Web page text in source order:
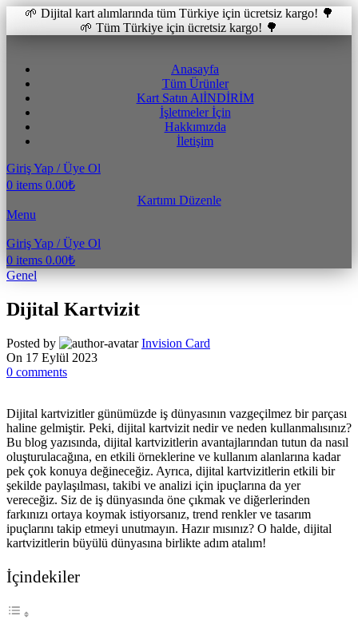
🌱 Dijital kart alımlarında tüm Türkiye için ücretsiz kargo! 🌳
🌱 Tüm Türkiye için ücretsiz kargo! 🌳
Anasayfa
Tüm Ürünler
Kart Satın AlİNDİRİM
İşletmeler İçin
Hakkımızda
İletişim
Giriş Yap / Üye Ol
0 items 0.00₺
Kartımı Düzenle
Menu
Giriş Yap / Üye Ol
0 items 0.00₺
Genel
Dijital Kartvizit
Posted by
Invision Card
On 17 Eylül 2023
0 comments
Dijital kartvizitler günümüzde iş dünyasının vazgeçilmez bir parçası
haline gelmiştir. Peki, dijital kartvizit nedir ve neden kullanmalısınız?
Bu blog yazısında, dijital kartvizitlerin avantajlarından tutun da nasıl
oluşturulacağına, en etkili örneklerine ve kullanım alanlarına kadar
pek çok konuya değineceğiz. Ayrıca, dijital kartvizitlerin etkili bir
şekilde paylaşılması, takibi ve analizi için ipuçlarına da yer
vereceğiz. Siz de iş dünyasında öne çıkmak ve diğerlerinden
farkınızı ortaya koymak istiyorsanız, trend renkler ve tasarım
ipuçlarını takip etmeyi unutmayın. Hazır mısınız? O halde, dijital
kartvizitlerin büyülü dünyasına birlikte adım atalım!
İçindekiler